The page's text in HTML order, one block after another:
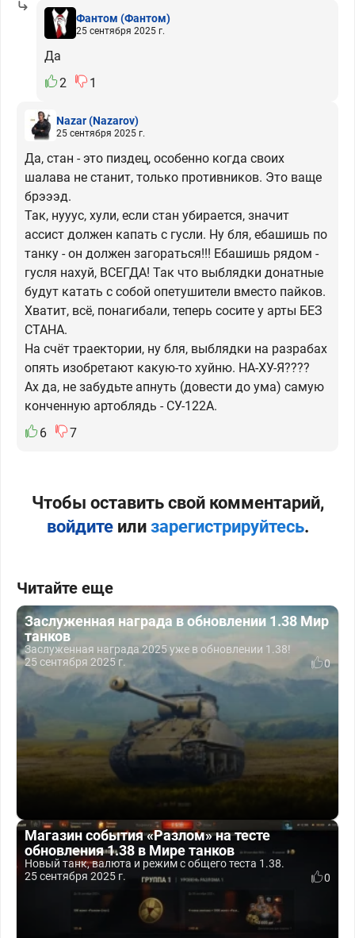
Фантом (Фантом)
25 сентября 2025 г.
Да
2
1
Nazar(Nazarov)
25 сентября 2025 г.
Да, стан - это пиздец, особенно когда своих
шалава не станит, только противников. Это ваще
брэээд.
Так, нууус, хули, если стан убирается, значит
ассист должен капать с гусли. Ну бля, ебашишь по
танку - он должен загораться!!! Ебашишь рядом -
гусля нахуй, ВСЕГДА! Так что выблядки донатные
будут катать с собой опетушители вместо пайков.
Хватит, всё, понагибали, теперь сосите у арты БЕЗ
СТАНА.
На счёт траектории, ну бля, выблядки на разрабах
опять изобретают какую-то хуйню. НА-ХУ-Я????
Ах да, не забудьте апнуть (довести до ума) самую
конченную артоблядь - СУ-122А.
6
7
Чтобы оставить свой комментарий,
войдитеили зарегистрируйтесь.
Читайте еще
Заслуженная награда в обновлении 1.38 Мир
танков
Заслуженная награда 2025 уже в обновлении 1.38!
25 сентября 2025 г.
0
Магазин события «Разлом» на тесте
обновления 1.38 в Мире танков
Новый танк, валюта и режим с общего теста 1.38.
25 сентября 2025 г.
0